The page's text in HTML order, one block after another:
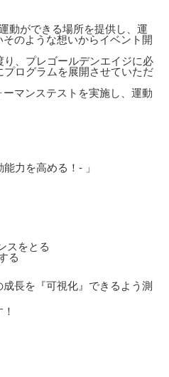
動ができる場所を提供し、運
のような想いからイベント開
、プレゴールデンエイジに必
ログラムを展開させていただ
マンステストを実施し、運動
力を高める！- 」
スをとる
る
長を『可視化』できるよう測